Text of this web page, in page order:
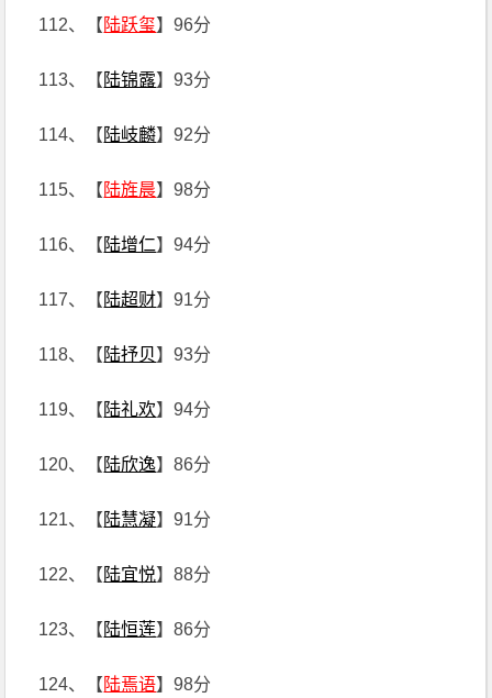
112、【陆跃玺】96分
113、【陆锦露】93分
114、【陆岐麟】92分
115、【陆旌晨】98分
116、【陆增仁】94分
117、【陆超财】91分
118、【陆抒贝】93分
119、【陆礼欢】94分
120、【陆欣逸】86分
121、【陆慧凝】91分
122、【陆宜悦】88分
123、【陆恒莲】86分
124、【陆焉语】98分